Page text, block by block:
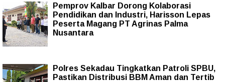
Pemprov Kalbar Dorong Kolaborasi
Pendidikan dan Industri, Harisson Lepas
Peserta Magang PT Agrinas Palma
Nusantara
Polres Sekadau Tingkatkan Patroli SPBU,
Pastikan Distribusi BBM Aman dan Tertib